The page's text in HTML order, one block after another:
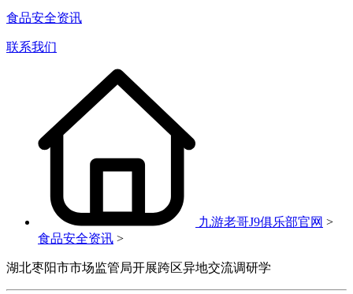
食品安全资讯
联系我们
九游老哥J9俱乐部官网 >
食品安全资讯 >
湖北枣阳市市场监管局开展跨区异地交流调研学